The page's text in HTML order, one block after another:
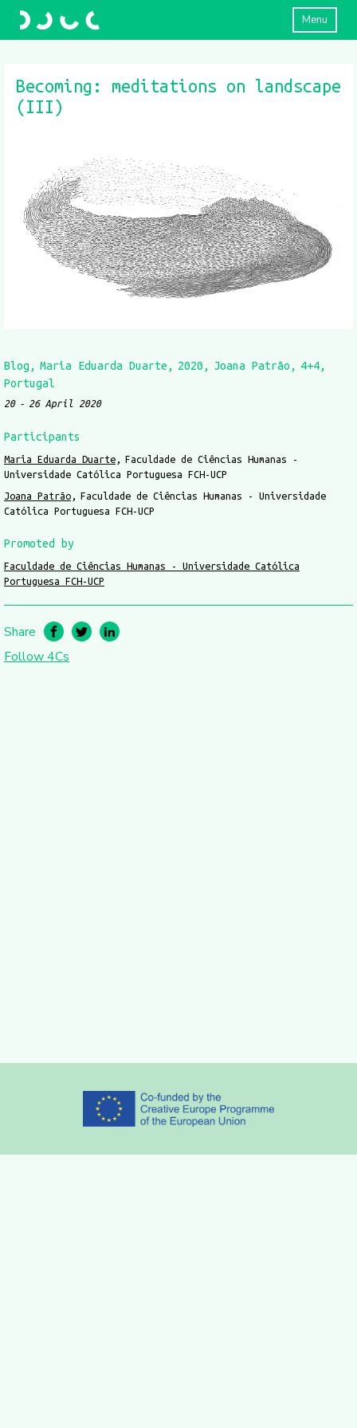
Menu
Becoming: meditations on landscape
(III)
Blog Maria Eduarda Duarte 2020 Joana Patrão
4+4
Portugal
20 26 April 2020
Participants
Maria Eduarda Duarte
Faculdade de Ciências Humanas -
Universidade Católica Portuguesa FCH-UCP
Joana Patrão
Faculdade de Ciências Humanas - Universidade
Católica Portuguesa FCH-UCP
Promoted by
Faculdade de Ciências Humanas - Universidade Católica
Portuguesa FCH-UCP
Share
Follow 4Cs